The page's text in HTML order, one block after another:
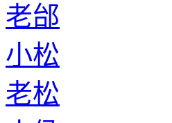
老邰
小松
老松